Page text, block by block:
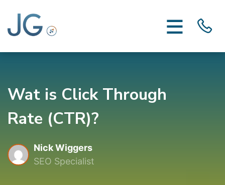
Wat is Click Through
Rate (CTR)?
Nick Wiggers
SEO Specialist